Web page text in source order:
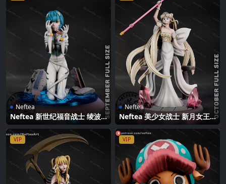
Neftea
Neftea 新世纪福音战士 绫波
丽
Neftea
Neftea 美少女战士 新月女王
塞勒妮蒂
VIP VIP